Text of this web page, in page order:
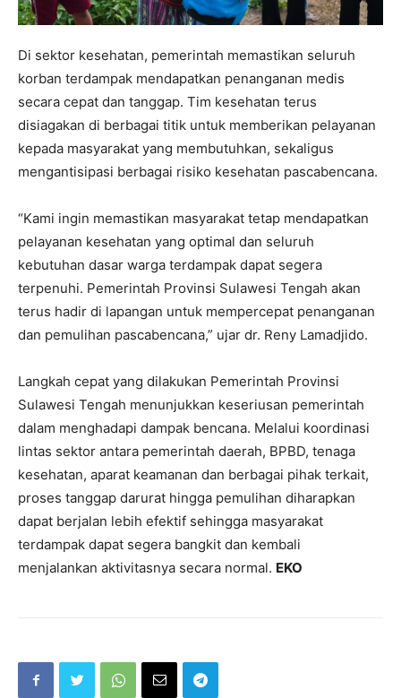
Di sektor kesehatan, pemerintah memastikan seluruh
korban terdampak mendapatkan penanganan medis
secara cepat dan tanggap. Tim kesehatan terus
disiagakan di berbagai titik untuk memberikan pelayanan
kepada masyarakat yang membutuhkan, sekaligus
mengantisipasi berbagai risiko kesehatan pascabencana.
“Kami ingin memastikan masyarakat tetap mendapatkan
pelayanan kesehatan yang optimal dan seluruh
kebutuhan dasar warga terdampak dapat segera
terpenuhi. Pemerintah Provinsi Sulawesi Tengah akan
terus hadir di lapangan untuk mempercepat penanganan
dan pemulihan pascabencana,” ujar dr. Reny Lamadjido.
Langkah cepat yang dilakukan Pemerintah Provinsi
Sulawesi Tengah menunjukkan keseriusan pemerintah
dalam menghadapi dampak bencana. Melalui koordinasi
lintas sektor antara pemerintah daerah, BPBD, tenaga
kesehatan, aparat keamanan dan berbagai pihak terkait,
proses tanggap darurat hingga pemulihan diharapkan
dapat berjalan lebih efektif sehingga masyarakat
terdampak dapat segera bangkit dan kembali
menjalankan aktivitasnya secara normal. EKO